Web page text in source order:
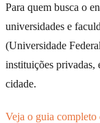
Para quem busca o
universidades e
(Universidade
instituições privadas,
cidade.
Veja o guia completo